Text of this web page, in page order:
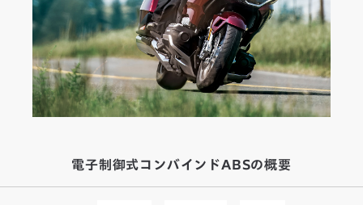
電子制御式コンバインドABSの概要